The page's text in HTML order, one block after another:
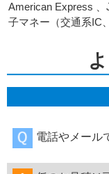
American Express
子マネー（交通系IC
電話やメール